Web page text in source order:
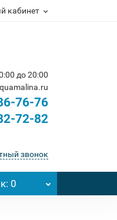
кабинет
до 20:00
76-76
72-82
звонок
: 0